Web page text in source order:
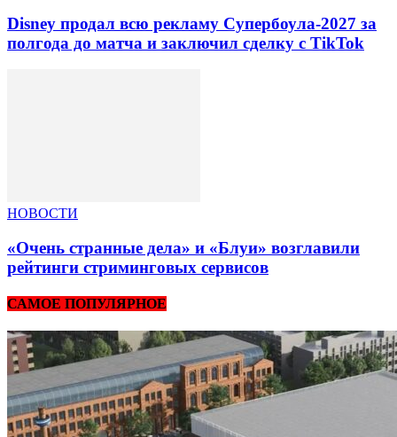
Disney продал всю рекламу Супербоула-2027 за
полгода до матча и заключил сделку с TikTok
НОВОСТИ
«Очень странные дела» и «Блуи» возглавили
рейтинги стриминговых сервисов
САМОЕ ПОПУЛЯРНОЕ